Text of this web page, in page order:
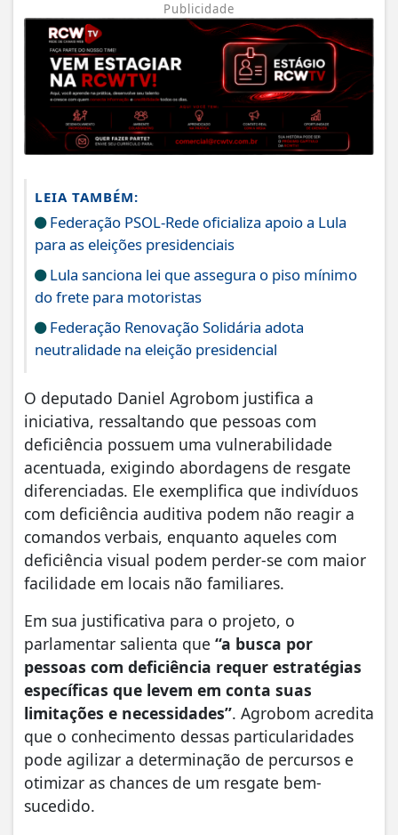
Publicidade
LEIA TAMBÉM:
Federação PSOL-Rede oficializa apoio a Lula
para as eleições presidenciais
Lula sanciona lei que assegura o piso mínimo
do frete para motoristas
Federação Renovação Solidária adota
neutralidade na eleição presidencial
O deputado Daniel Agrobom justifica a
iniciativa, ressaltando que pessoas com
deficiência possuem uma vulnerabilidade
acentuada, exigindo abordagens de resgate
diferenciadas. Ele exemplifica que indivíduos
com deficiência auditiva podem não reagir a
comandos verbais, enquanto aqueles com
deficiência visual podem perder-se com maior
facilidade em locais não familiares.
Em sua justificativa para o projeto, o
parlamentar salienta que “a busca por
pessoas com deficiência requer estratégias
específicas que levem em conta suas
limitações e necessidades”. Agrobom acredita
que o conhecimento dessas particularidades
pode agilizar a determinação de percursos e
otimizar as chances de um resgate bem-
sucedido.